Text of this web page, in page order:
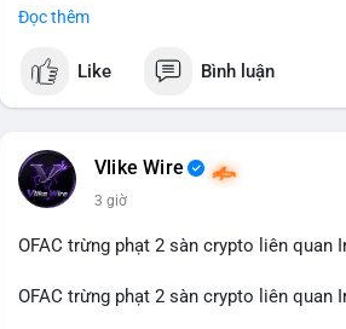
Điều gì đang thúc đẩy sự tăng trưởng
Đọc thêm
Like Bình luận
Vlike Wire
3 giờ
OFAC trừng phạt 2 sàn crypto liên quan
OFAC trừng phạt 2 sàn crypto liên quan